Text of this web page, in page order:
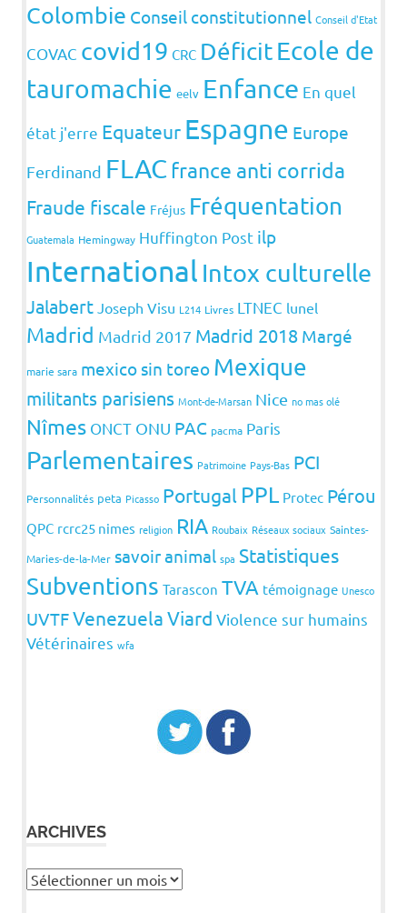
Colombie Conseil constitutionnel Conseil d'Etat
COVAC covid19 CRC DéficitEcole de
tauromachie eelv Enfance En quel
état j'erre Equateur Espagne Europe
Ferdinand FLAC france anti corrida
Fraude fiscale Fréjus Fréquentation
Guatemala Hemingway Huffington Post ilp
International Intox culturelle
Jalabert Joseph Visu L214 Livres LTNEC lunel
Madrid Madrid 2017 Madrid 2018 Margé
marie sara mexico sin toreo Mexique
militants parisiens Mont-de-Marsan Nice no mas olé
Nîmes ONCT ONU PAC pacma Paris
Parlementaires Patrimoine Pays-Bas PCI
Personnalités peta Picasso Portugal PPL Protec Pérou
QPC rcrc25 nimes religion RIA Roubaix Réseaux sociaux Saintes-
Maries-de-la-Mer savoir animal spa Statistiques
Subventions Tarascon TVA témoignage Unesco
UVTFVenezuelaViard Violence sur humains
Vétérinaires wfa
ARCHIVES
Archives